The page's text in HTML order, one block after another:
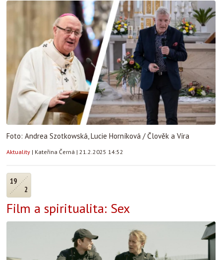
Foto: Andrea Szotkowská, Lucie Horníková / Člověk a Víra
Aktuality | Kateřina Černá | 21.2.2025 14:52
19
2
Film a spiritualita: Sex